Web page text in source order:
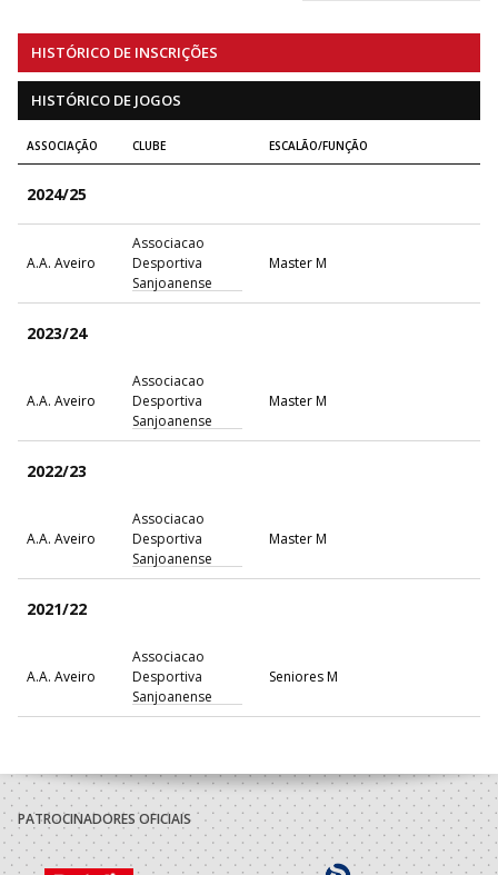
HISTÓRICO DE INSCRIÇÕES
HISTÓRICO DE JOGOS
ASSOCIAÇÃO CLUBE ESCALÃO/FUNÇÃO
2024/25
A.A. Aveiro
Associacao
Desportiva
Sanjoanense
Master M
2023/24
A.A. Aveiro
Associacao
Desportiva
Sanjoanense
Master M
2022/23
A.A. Aveiro
Associacao
Desportiva
Sanjoanense
Master M
2021/22
A.A. Aveiro
Associacao
Desportiva
Sanjoanense
Seniores M
A.A. Aveiro
Associacao
Desportiva
Sanjoanense
Seniores M
PATROCINADORES OFICIAIS